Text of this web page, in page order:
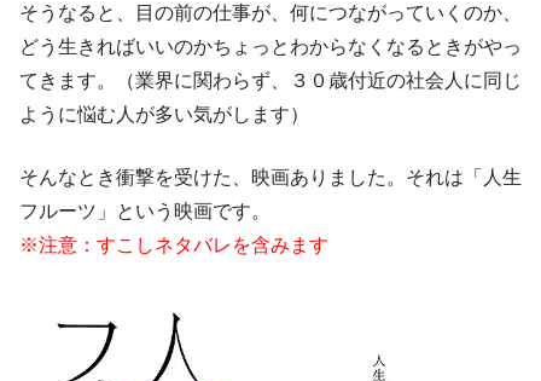
そうなると、目の前の仕事が、何につながっていくのか、
どう生きればいいのかちょっとわからなくなるときがやっ
てきます。（業界に関わらず、３０歳付近の社会人に同じ
ように悩む人が多い気がします）
そんなとき衝撃を受けた、映画ありました。それは「人生
フルーツ」という映画です。
※注意：すこしネタバレを含みます